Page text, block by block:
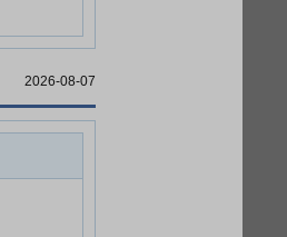
2026-08-07